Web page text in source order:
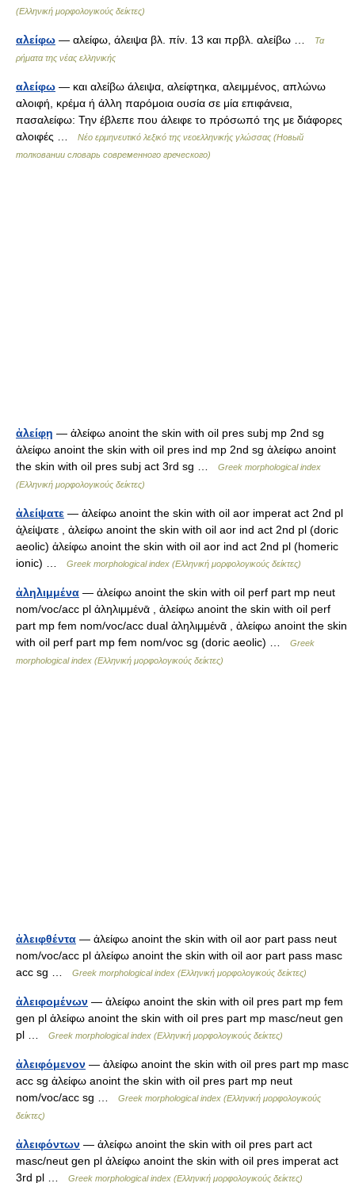
(Ελληνική μορφολογικούς δείκτες)
αλείφω — αλείφω, άλειψα βλ. πίν. 13 και πρβλ. αλείβω …
Τα
ρήματα της νέας ελληνικής
αλείφω — και αλείβω άλειψα, αλείφτηκα, αλειμμένος, απλώνω
αλοιφή, κρέμα ή άλλη παρόμοια ουσία σε μία επιφάνεια,
πασαλείφω: Την έβλεπε που άλειφε το πρόσωπό της με διάφορες
αλοιφές …
Νέο ερμηνευτικό λεξικό της νεοελληνικής γλώσσας (Новый
толковании словарь современного греческого)
ἀλείφῃ — ἀλείφω anoint the skin with oil pres subj mp 2nd sg
ἀλείφω anoint the skin with oil pres ind mp 2nd sg ἀλείφω anoint
the skin with oil pres subj act 3rd sg …
Greek morphological index
(Ελληνική μορφολογικούς δείκτες)
ἀλείψατε — ἀλείφω anoint the skin with oil aor imperat act 2nd pl
ἀ̱λείψατε , ἀλείφω anoint the skin with oil aor ind act 2nd pl (doric
aeolic) ἀλείφω anoint the skin with oil aor ind act 2nd pl (homeric
ionic) …
Greek morphological index (Ελληνική μορφολογικούς δείκτες)
ἀληλιμμένα — ἀλείφω anoint the skin with oil perf part mp neut
nom/voc/acc pl ἀληλιμμένᾱ , ἀλείφω anoint the skin with oil perf
part mp fem nom/voc/acc dual ἀληλιμμένᾱ , ἀλείφω anoint the skin
with oil perf part mp fem nom/voc sg (doric aeolic) …
Greek
morphological index (Ελληνική μορφολογικούς δείκτες)
ἀλειφθέντα — ἀλείφω anoint the skin with oil aor part pass neut
nom/voc/acc pl ἀλείφω anoint the skin with oil aor part pass masc
acc sg …
Greek morphological index (Ελληνική μορφολογικούς δείκτες)
ἀλειφομένων — ἀλείφω anoint the skin with oil pres part mp fem
gen pl ἀλείφω anoint the skin with oil pres part mp masc/neut gen
pl …
Greek morphological index (Ελληνική μορφολογικούς δείκτες)
ἀλειφόμενον — ἀλείφω anoint the skin with oil pres part mp masc
acc sg ἀλείφω anoint the skin with oil pres part mp neut
nom/voc/acc sg …
Greek morphological index (Ελληνική μορφολογικούς
δείκτες)
ἀλειφόντων — ἀλείφω anoint the skin with oil pres part act
masc/neut gen pl ἀλείφω anoint the skin with oil pres imperat act
3rd pl …
Greek morphological index (Ελληνική μορφολογικούς δείκτες)